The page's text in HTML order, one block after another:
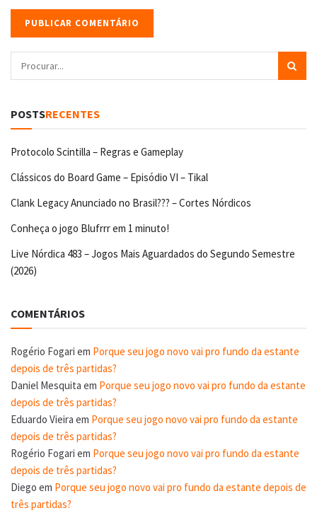
POSTSRECENTES
Protocolo Scintilla – Regras e Gameplay
Clássicos do Board Game – Episódio VI – Tikal
Clank Legacy Anunciado no Brasil??? – Cortes Nórdicos
Conheça o jogo Blufrrr em 1 minuto!
Live Nórdica 483 – Jogos Mais Aguardados do Segundo Semestre
(2026)
COMENTÁRIOS
Rogério Fogari em Porque seu jogo novo vai pro fundo da estante
depois de três partidas?
Daniel Mesquita em Porque seu jogo novo vai pro fundo da estante
depois de três partidas?
Eduardo Vieira em Porque seu jogo novo vai pro fundo da estante
depois de três partidas?
Rogério Fogari em Porque seu jogo novo vai pro fundo da estante
depois de três partidas?
Diego em Porque seu jogo novo vai pro fundo da estante depois de
três partidas?